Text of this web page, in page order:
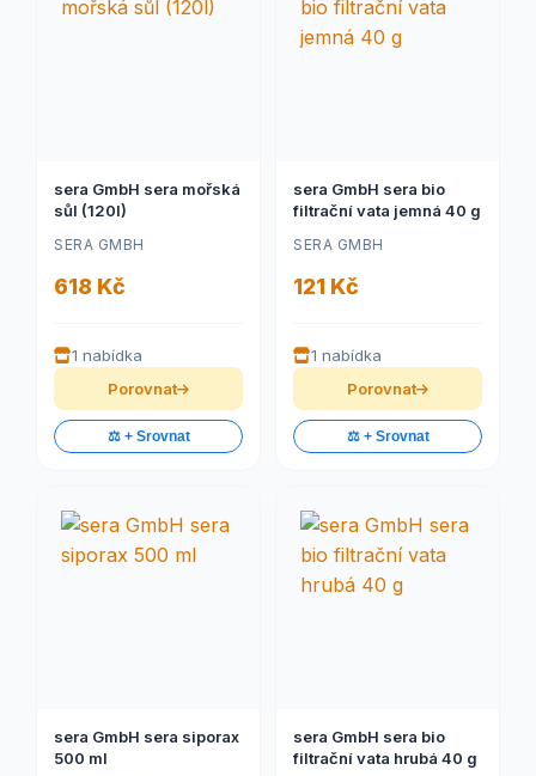
sera GmbH sera mořská
sůl (120l)
SERA GMBH
618 Kč
1 nabídka
Porovnat
⚖️ + Srovnat
sera GmbH sera bio
filtrační vata jemná 40 g
SERA GMBH
121 Kč
1 nabídka
Porovnat
⚖️ + Srovnat
sera GmbH sera siporax
500 ml
sera GmbH sera bio
filtrační vata hrubá 40 g